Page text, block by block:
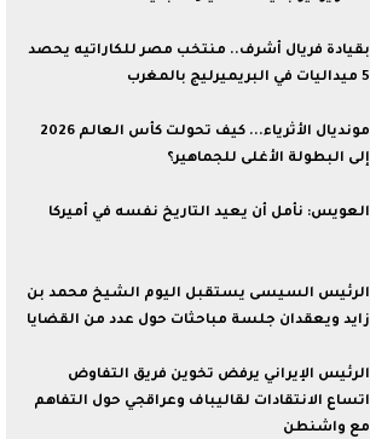
بقيادة فريال أشرف.. منتخب مصر للكاراتيه يحصد
5 ميداليات في البريميرليج بالمغرب
مونديال الأثرياء... كيف تحولت كأس العالم 2026
إلى البطولة الأغلى للجماهير؟
العويس: نأمل أن يعيد التاريخ نفسه في أميركا
الرئيس السيسى يستقبل اليوم الشيخ محمد بن
زايد ويعقدان جلسة مباحثات حول عدد من القضايا
الرئيس الإيراني يرفض تخوين فريق التفاوض
اتساع الانتقادات لقاليباف وعراقجي حول التفاهم
مع واشنطن